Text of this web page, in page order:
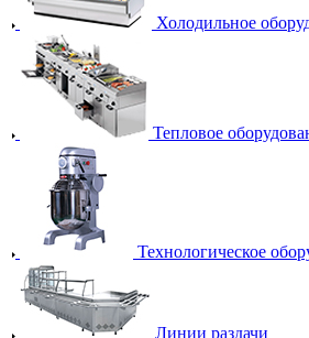
Холодильное
Тепловое
Технологическое
Линии раздачи